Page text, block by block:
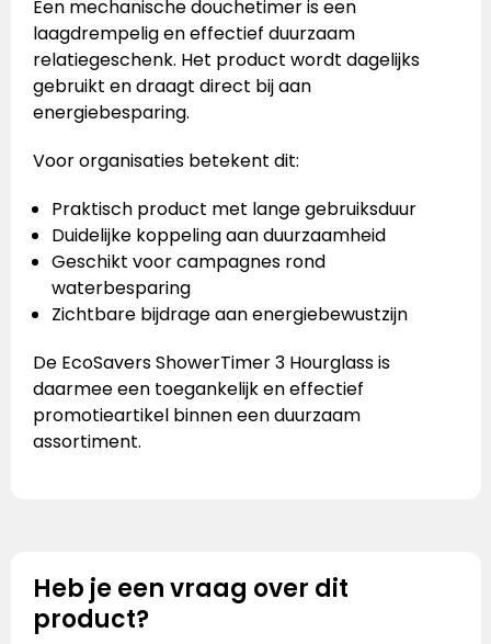
Een mechanische douchetimer is een
laagdrempelig en effectief duurzaam
relatiegeschenk. Het product wordt dagelijks
gebruikt en draagt direct bij aan
energiebesparing.
Voor organisaties betekent dit:
Praktisch product met lange gebruiksduur
Duidelijke koppeling aan duurzaamheid
Geschikt voor campagnes rond
waterbesparing
Zichtbare bijdrage aan energiebewustzijn
De EcoSavers ShowerTimer 3 Hourglass is
daarmee een toegankelijk en effectief
promotieartikel binnen een duurzaam
assortiment.
Heb je een vraag over dit
product?